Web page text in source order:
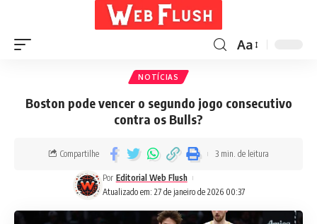
Aa
NOTÍCIAS
Boston pode vencer o segundo jogo consecutivo
contra os Bulls?
Atualizado em: 27 de janeiro de 2026 00:37
Por Editorial Web Flush
Compartilhe 3 min. de leitura